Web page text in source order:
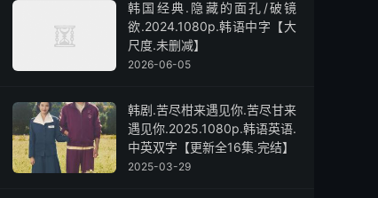
韩国经典.隐藏的面孔/破镜
欲.2024.1080p.韩语中字【大
尺度.未删减】
2026-06-05
韩剧.苦尽柑来遇见你.苦尽甘来
遇见你.2025.1080p.韩语英语.
中英双字【更新全16集.完结】
2025-03-29